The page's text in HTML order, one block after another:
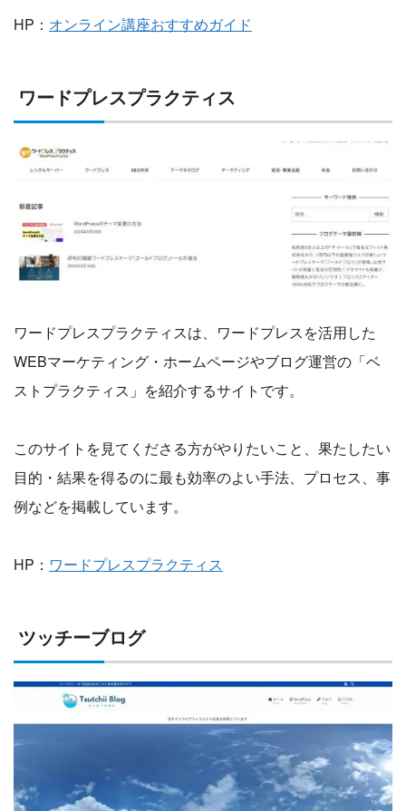
HP： オンライン講座おすすめガイド
ワードプレスプラクティス
ワードプレスプラクティスは、ワードプレスを活用した
WEBマーケティング・ホームページやブログ運営の「ベ
ストプラクティス」を紹介するサイトです。
このサイトを見てくださる方がやりたいこと、果たしたい
目的・結果を得るのに最も効率のよい手法、プロセス、事
例などを掲載しています。
HP： ワードプレスプラクティス
ツッチーブログ